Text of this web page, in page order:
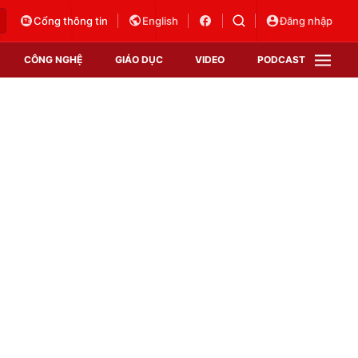
Cổng thông tin English Đăng nhập
CÔNG NGHỆ GIÁO DỤC VIDEO PODCAST